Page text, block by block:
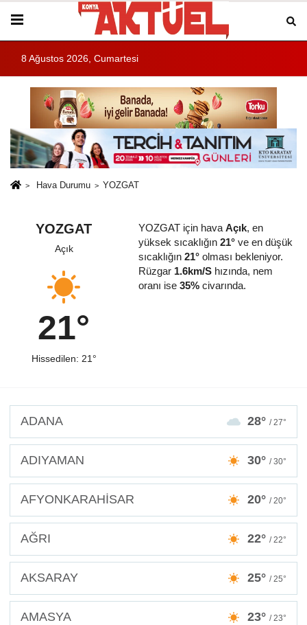
8 Ağustos 2026, Cumartesi
Hava Durumu YOZGAT
YOZGAT
Açık
21°
Hissedilen: 21°
YOZGAT için hava Açık, en
yüksek sıcaklığın 21°ve en düşük
sıcaklığın 21°olması bekleniyor.
Rüzgar 1.6km/Shızında, nem
oranı ise 35%civarında.
ADANA 28° / 27°
ADIYAMAN 30° / 30°
AFYONKARAHİSAR 20° / 20°
AĞRI 22° / 22°
AKSARAY 25° / 25°
AMASYA 23° / 23°